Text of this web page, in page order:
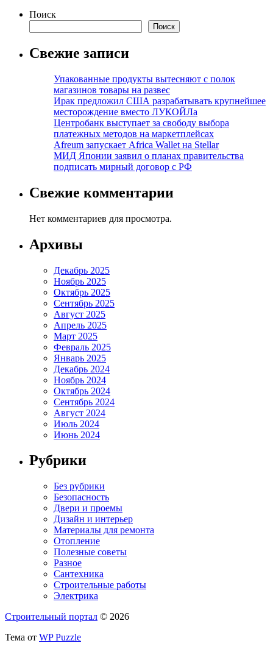
Поиск
Поиск
Свежие записи
Упакованные продукты вытесняют с полок
магазинов товары на развес
Ирак предложил США разрабатывать крупнейшее
месторождение вместо ЛУКОЙЛа
Центробанк выступает за свободу выбора
платежных методов на маркетплейсах
Afreum запускает Africa Wallet на Stellar
МИД Японии заявил о планах правительства
подписать мирный договор с РФ
Свежие комментарии
Нет комментариев для просмотра.
Архивы
Декабрь 2025
Ноябрь 2025
Октябрь 2025
Сентябрь 2025
Август 2025
Апрель 2025
Март 2025
Февраль 2025
Январь 2025
Декабрь 2024
Ноябрь 2024
Октябрь 2024
Сентябрь 2024
Август 2024
Июль 2024
Июнь 2024
Рубрики
Без рубрики
Безопасность
Двери и проемы
Дизайн и интерьер
Материалы для ремонта
Отопление
Полезные советы
Разное
Сантехника
Строительные работы
Электрика
Строительный портал © 2026
Тема от WP Puzzle